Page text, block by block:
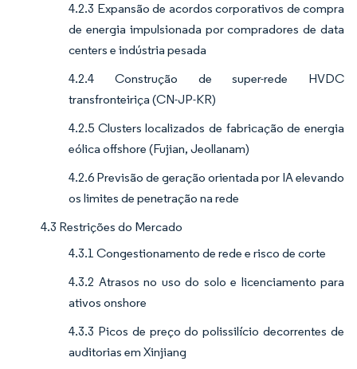
4.2.3 Expansão de acordos corporativos de compra
de energia impulsionada por compradores de data
centers e indústria pesada
4.2.4 Construção de super-rede HVDC
transfronteiriça (CN-JP-KR)
4.2.5 Clusters localizados de fabricação de energia
eólica offshore (Fujian, Jeollanam)
4.2.6 Previsão de geração orientada por IA elevando
os limites de penetração na rede
4.3 Restrições do Mercado
4.3.1 Congestionamento de rede e risco de corte
4.3.2 Atrasos no uso do solo e licenciamento para
ativos onshore
4.3.3 Picos de preço do polissilício decorrentes de
auditorias em Xinjiang